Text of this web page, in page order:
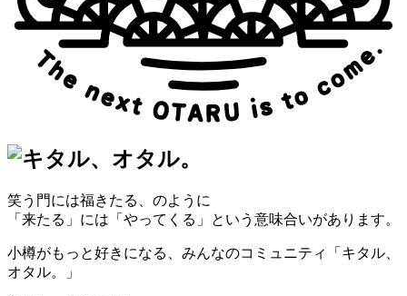
笑う門には福きたる、のように
「来たる」には「やってくる」という意味合いがあります。
小樽がもっと好きになる、みんなのコミュニティ「キタル、
オタル。」